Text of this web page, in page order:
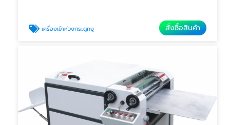
เครื่องเข้าห่วงกระดูกงู สั่งซื้อสินค้า